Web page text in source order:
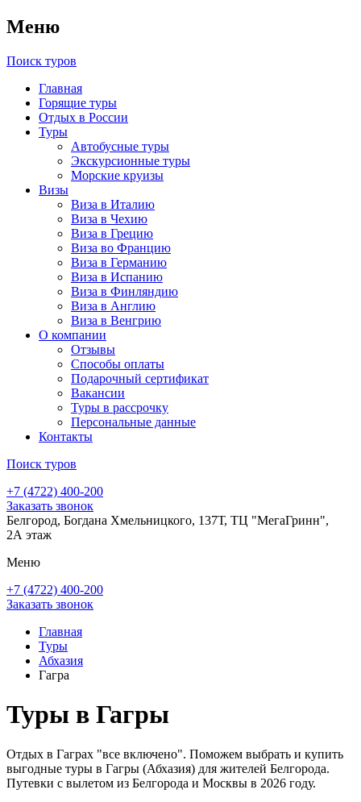
Меню
Поиск туров
Главная
Горящие туры
Отдых в России
Туры
Автобусные туры
Экскурсионные туры
Морские круизы
Визы
Виза в Италию
Виза в Чехию
Виза в Грецию
Виза во Францию
Виза в Германию
Виза в Испанию
Виза в Финляндию
Виза в Англию
Виза в Венгрию
О компании
Отзывы
Способы оплаты
Подарочный сертификат
Вакансии
Туры в рассрочку
Персональные данные
Контакты
Поиск туров
+7 (4722) 400-200
Заказать звонок
Белгород, Богдана Хмельницкого, 137Т, ТЦ "МегаГринн",
2А этаж
Меню
+7 (4722) 400-200
Заказать звонок
Главная
Туры
Абхазия
Гагра
Туры в Гагры
Отдых в Гаграх "все включено". Поможем выбрать и купить
выгодные туры в Гагры (Абхазия) для жителей Белгорода.
Путевки с вылетом из Белгорода и Москвы в 2026 году.